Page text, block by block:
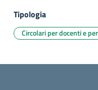
Tipologia
Circolari per docenti e